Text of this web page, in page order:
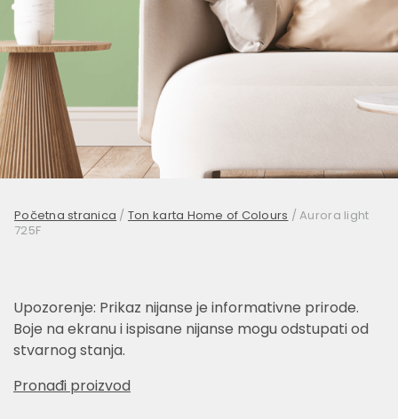
Početna stranica / Ton karta Home of Colours /Aurora light
725F
Upozorenje: Prikaz nijanse je informativne prirode.
Boje na ekranu i ispisane nijanse mogu odstupati od
stvarnog stanja.
Pronađi proizvod